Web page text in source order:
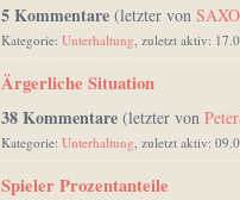
5 Kommentare(letzter von
Kategorie: Unterhaltung , zuletzt aktiv:
Ärgerliche Situation
38 Kommentare(letzter von
Kategorie: Unterhaltung, zuletzt aktiv:
Spieler Prozentanteile